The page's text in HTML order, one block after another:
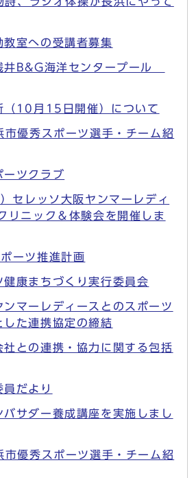
教室への受講者募集
井B&G海洋センタープール
（10月15日開催）について
優秀スポーツ選手・チーム紹
ーツクラブ
セレッソ大阪ヤンマーレディ
リニック＆体験会を開催しま
ーツ推進計画
健康まちづくり実行委員会
ンマーレディースとのスポーツ
した連携協定の締結
社との連携・協力に関する包括
員だより
バサダー養成講座を実施しまし
優秀スポーツ選手・チーム紹